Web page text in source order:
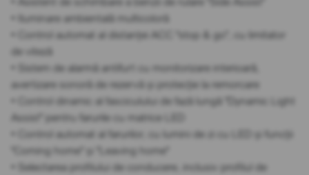
• Iluminare ambientală multicoloră
• Control automat al distanței ACC "stop & go", cu limitator
de viteză
• Sistem de alarmă antifurt cu monitorizare interioară,
avertizare sonoră de rezervă și protecție la remorcare
• Control dinamic al fasciculului de fază lungă "Dynamic Light
Assist" pentru farurile cu matrice LED
• Control automat al farurilor, cu lumini de zi cu LED și funcții
"Coming home" și "Leaving home"
• Selectarea profilului de conducere, inclusiv profilul de